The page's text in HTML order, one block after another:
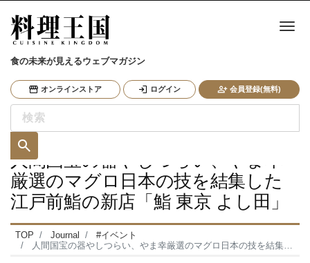
食の未来が見えるウェブマガジン
オンラインストア ログイン 会員登録(無料)
ナ
人間国宝の器やしつらい、やま幸
厳選のマグロ日本の技を結集した
江戸前鮨の新店「鮨 東京 よし田」
TOP Journal
#イベント
人間国宝の器やしつらい、やま幸厳選のマグロ日本の技を結集した江戸前鮨の新店「鮨 東京 よし田」